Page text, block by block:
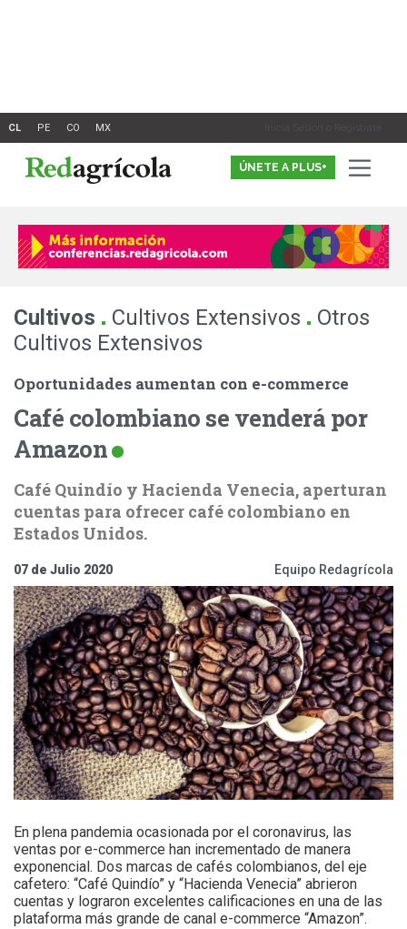
Inicia Sesión o Registrate
ÚNETE A PLUS+
Cultivos . Cultivos Extensivos . Otros
Cultivos Extensivos
Oportunidades aumentan con e-commerce
Café colombiano se venderá por
Amazon
Café Quindío y Hacienda Venecia, aperturan
cuentas para ofrecer café colombiano en
Estados Unidos.
07 de Julio 2020 Equipo Redagrícola
En plena pandemia ocasionada por el coronavirus, las
ventas por e-commerce han incrementado de manera
exponencial. Dos marcas de cafés colombianos, del eje
cafetero: “Café Quindío” y “Hacienda Venecia” abrieron
cuentas y lograron excelentes calificaciones en una de las
plataforma más grande de canal e-commerce “Amazon”.